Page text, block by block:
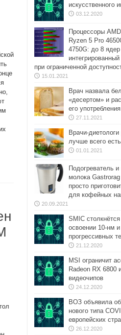
искусственного
03.12.2020
Процессоры
Ryzen 5 Pro
4750G: до 8
при ограниченной
15.01.2021
Врач назвала
«десертом» и
его употребления
27.11.2021
Врачи-
лучше всего
01.01.2021
Подогреватель
молока
просто
для кофейных
20.09.2021
SMIC
освоении 10-нм
прогрессивных
21.12.2020
MSI ограничит
Radeon RX 6800
видеочипов
24.12.2020
ВОЗ объявила
нового типа
европейских
26.12.2020